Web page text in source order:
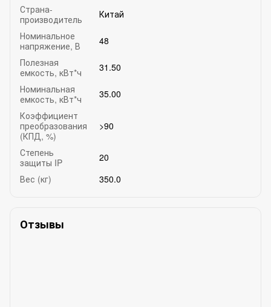
Страна-
производитель
Китай
Номинальное
напряжение, В
48
Полезная
емкость, кВт*ч
31.50
Номинальная
емкость, кВт*ч
35.00
Коэффициент
преобразования
(КПД, %)
>90
Степень
защиты IP
20
Вес (кг)
350.0
Отзывы